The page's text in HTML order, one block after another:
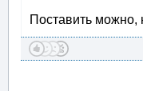
Поставить можно,